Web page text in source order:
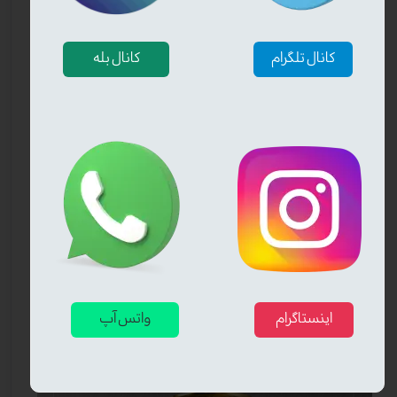
❯
کانال بله کانال تلگرام
واتس آپ اینستاگرام